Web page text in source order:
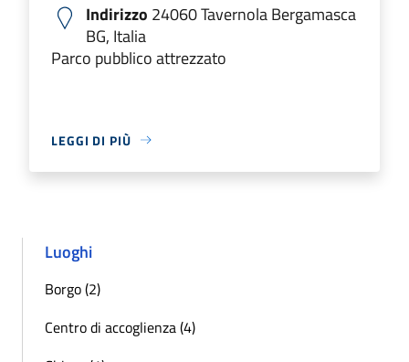
Indirizzo 24060 Tavernola Bergamasca
BG, Italia
Parco pubblico attrezzato
LEGGI DI PIÙ
Luoghi
Borgo (2)
Centro di accoglienza (4)